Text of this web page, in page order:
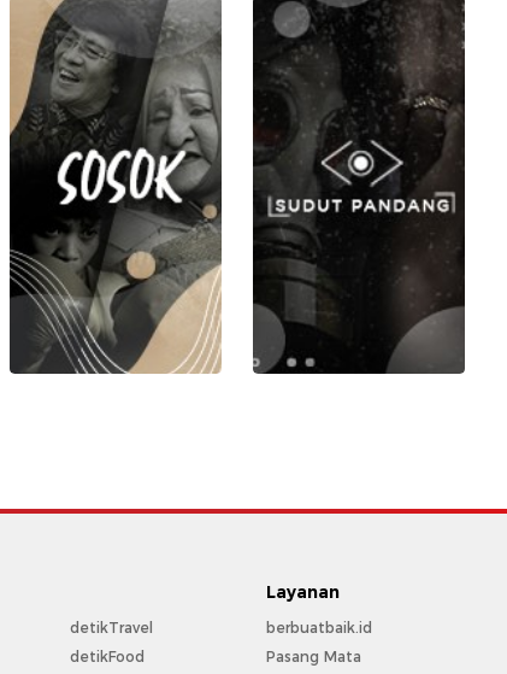
detikTravel
detikFood
Layanan
berbuatbaik.id
Pasang Mata